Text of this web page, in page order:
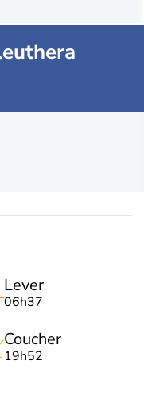
Lever
06h37
Coucher
19h52